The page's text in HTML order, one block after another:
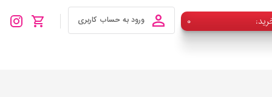
۰ ورود به حساب کاربری